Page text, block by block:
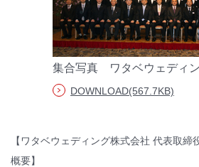
© WATABE WEDDING.
集合写真 ワタベウェディ
DOWNLOAD(567.7KB)
【ワタベウェディング株式会社 代表取締
概要】